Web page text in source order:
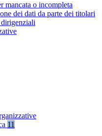
mancata o incompleta
dei dati da parte dei titolari
11